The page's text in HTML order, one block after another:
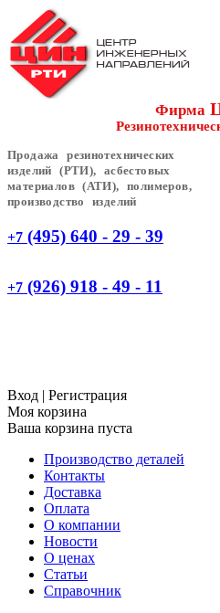
Фирма
Продажа резинотехнических
изделий (РТИ), асбестовых
материалов (АТИ), полимеров,
производство изделий
+7 (495) 640 - 29 - 39
+7 (926) 918 - 49 - 11
Вход | Регистрация
Моя корзина
Ваша корзина пуста
Производство деталей
Контакты
Доставка
Оплата
О компании
Новости
О ценах
Статьи
Справочник